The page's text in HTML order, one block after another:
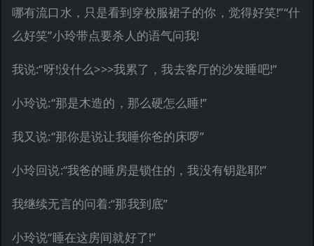
哪有流口水，只是看到穿校服裙子的你，觉得好笑!”“什
么好笑”小玲带点要杀人的语气问我!
我说:“呀!没什么>>>我累了，我去客厅的沙发睡吧!”
小玲说:“那是木造的，那么硬怎么睡!”
我又说:“那你是说让我睡你爸的床啰”
小玲回说:“我爸的睡房是锁住的，我没有钥匙耶!”
我继续无言的问着:“那我到底”
小玲说“睡在这房间就好了!”